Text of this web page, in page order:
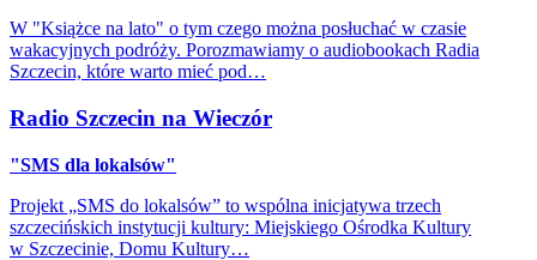
W "Książce na lato" o tym czego można posłuchać w czasie
wakacyjnych podróży. Porozmawiamy o audiobookach Radia
Szczecin, które warto mieć pod…
Radio Szczecin na Wieczór
"SMS dla lokalsów"
Projekt „SMS do lokalsów” to wspólna inicjatywa trzech
szczecińskich instytucji kultury: Miejskiego Ośrodka Kultury
w Szczecinie, Domu Kultury…